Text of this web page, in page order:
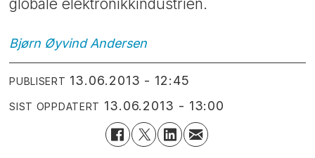
globale elektronikkindustrien.
Bjørn Øyvind Andersen
PUBLISERT 13.06.2013 - 12:45
SIST OPPDATERT 13.06.2013 - 13:00